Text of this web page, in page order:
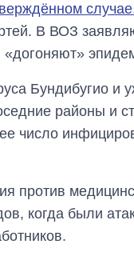
В ВОЗ
«догоняют»
Бундибугио и
районы и
число
против
когда были